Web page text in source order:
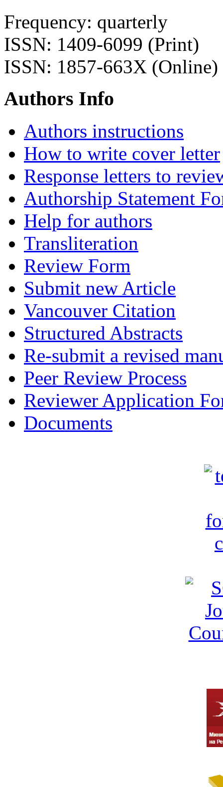
Frequency: quarterly
ISSN: 1409-6099 (Print)
ISSN: 1857-663X (Online)
Authors Info
Authors instructions
How to write cover letter
Response letters to
Authorship Statement
Help for authors
Transliteration
Review Form
Submit new Article
Vancouver Citation
Structured Abstracts
Re-submit a revised
Peer Review Process
Reviewer Application
Documents